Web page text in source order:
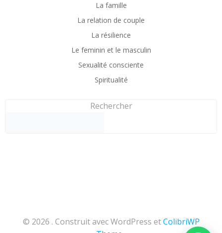
La famille
La relation de couple
La résilience
Le feminin et le masculin
Sexualité consciente
Spiritualité
Rechercher
© 2026 . Construit avec WordPress etColibriWP